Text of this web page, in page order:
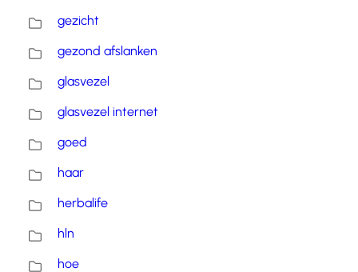
gezicht
gezond afslanken
glasvezel
glasvezel internet
goed
haar
herbalife
hln
hoe